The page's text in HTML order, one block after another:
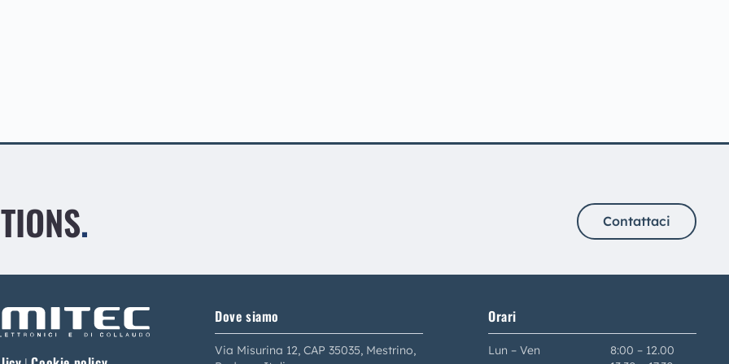
. Contattaci
Dove siamo
Via Misurina 12, CAP 35035, Mestrino,
Orari
Lun – Ven
8:00 – 12.00